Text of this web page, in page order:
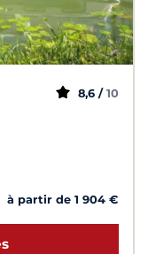
8,6 / 10
à partir de 1 904 €